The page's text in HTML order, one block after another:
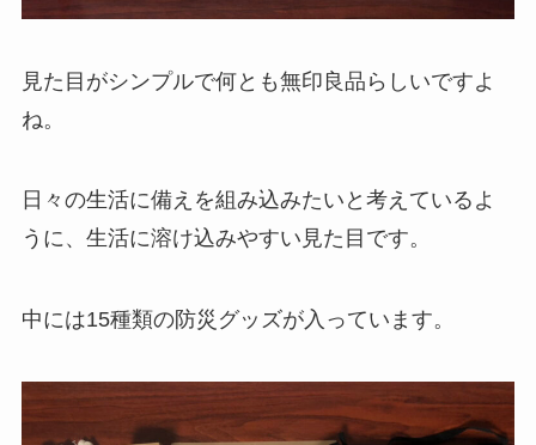
見た目がシンプルで何とも無印良品らしいですよ
ね。
日々の生活に備えを組み込みたいと考えているよ
うに、生活に溶け込みやすい見た目です。
中には15種類の防災グッズが入っています。